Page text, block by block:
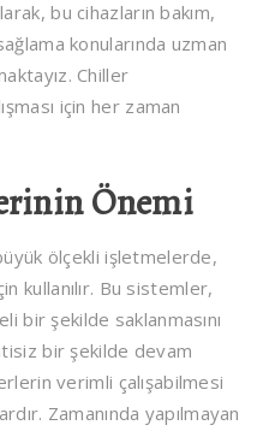
bu cihazların bakım,
konularında uzman
Chiller
için her zaman
Önemi
ölçekli işletmelerde,
kullanılır. Bu sistemler,
bir şekilde saklanmasını
bir şekilde devam
verimli çalışabilmesi
Zamanında yapılmayan